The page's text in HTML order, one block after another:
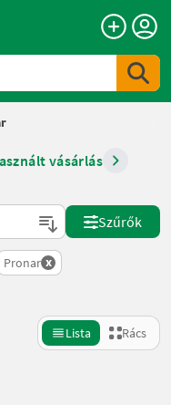
vásárlás
on
Szűrők
Pronar x
Lista Rács